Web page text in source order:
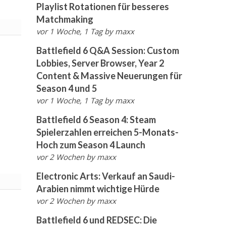
Playlist Rotationen für besseres
Matchmaking
vor 1 Woche, 1 Tag bymaxx
Battlefield 6 Q&A Session: Custom
Lobbies, Server Browser, Year 2
Content & Massive Neuerungen für
Season 4 und 5
vor 1 Woche, 1 Tag bymaxx
Battlefield 6 Season 4: Steam
Spielerzahlen erreichen 5-Monats-
Hoch zum Season 4 Launch
vor 2 Wochen bymaxx
Electronic Arts: Verkauf an Saudi-
Arabien nimmt wichtige Hürde
vor 2 Wochen bymaxx
Battlefield 6 und REDSEC: Die